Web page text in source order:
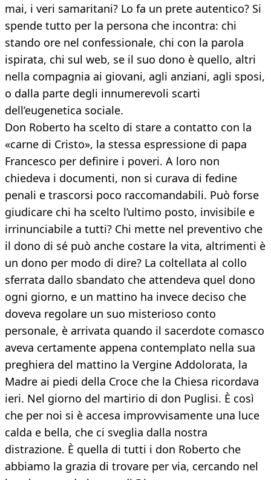
mai, i veri samaritani? Lo fa un prete autentico? Si
spende tutto per la persona che incontra: chi
stando ore nel confessionale, chi con la parola
ispirata, chi sul web, se il suo dono è quello, altri
nella compagnia ai giovani, agli anziani, agli sposi,
o dalla parte degli innumerevoli scarti
dell’eugenetica sociale.
Don Roberto ha scelto di stare a contatto con la
«carne di Cristo», la stessa espressione di papa
Francesco per definire i poveri. A loro non
chiedeva i documenti, non si curava di fedine
penali e trascorsi poco raccomandabili. Può forse
giudicare chi ha scelto l’ultimo posto, invisibile e
irrinunciabile a tutti? Chi mette nel preventivo che
il dono di sé può anche costare la vita, altrimenti è
un dono per modo di dire? La coltellata al collo
sferrata dallo sbandato che attendeva quel dono
ogni giorno, e un mattino ha invece deciso che
doveva regolare un suo misterioso conto
personale, è arrivata quando il sacerdote comasco
aveva certamente appena contemplato nella sua
preghiera del mattino la Vergine Addolorata, la
Madre ai piedi della Croce che la Chiesa ricordava
ieri. Nel giorno del martirio di don Puglisi. È così
che per noi si è accesa improvvisamente una luce
calda e bella, che ci sveglia dalla nostra
distrazione. È quella di tutti i don Roberto che
abbiamo la grazia di trovare per via, cercando nel